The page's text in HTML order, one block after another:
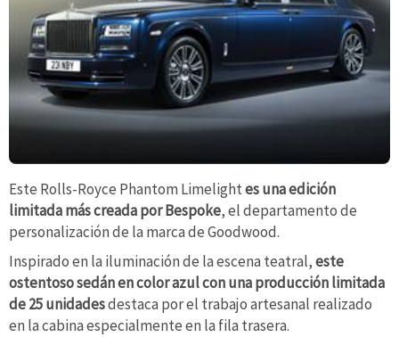
Este Rolls-Royce Phantom Limelightes una edición
limitada más creada por Bespoke, el departamento de
personalización de la marca de Goodwood.
Inspirado en la iluminación de la escena teatral,este
ostentoso sedán en color azul con una producción limitada
de 25 unidadesdestaca por el trabajo artesanal realizado
en la cabina especialmente en la fila trasera.